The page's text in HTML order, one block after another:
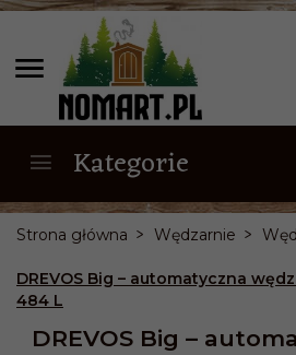
Kategorie
Strona główna Wędzarnie
DREVOS Big – automatyczna
484 L
DREVOS Big –